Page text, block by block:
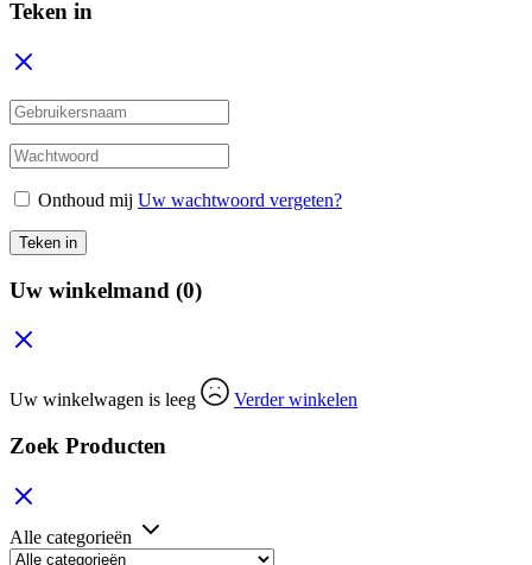
Teken in
Onthoud mij Uw wachtwoord vergeten?
Teken in
Uw winkelmand (0)
Uw winkelwagen is leeg Verder winkelen
Zoek Producten
Alle categorieën